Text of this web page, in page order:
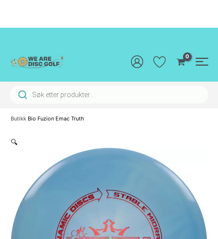
innholdet
Products search
Butikk Bio Fuzion Emac Truth
🔍